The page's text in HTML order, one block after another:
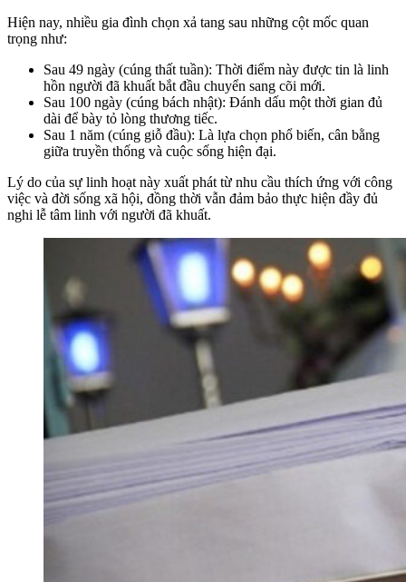
Hiện nay, nhiều gia đình chọn xả tang sau những cột mốc quan
trọng như:
Sau 49 ngày (cúng thất tuần): Thời điểm này được tin là linh
hồn người đã khuất bắt đầu chuyển sang cõi mới.
Sau 100 ngày (cúng bách nhật): Đánh dấu một thời gian đủ
dài để bày tỏ lòng thương tiếc.
Sau 1 năm (cúng giỗ đầu): Là lựa chọn phổ biến, cân bằng
giữa truyền thống và cuộc sống hiện đại.
Lý do của sự linh hoạt này xuất phát từ nhu cầu thích ứng với công
việc và đời sống xã hội, đồng thời vẫn đảm bảo thực hiện đầy đủ
nghi lễ tâm linh với người đã khuất.